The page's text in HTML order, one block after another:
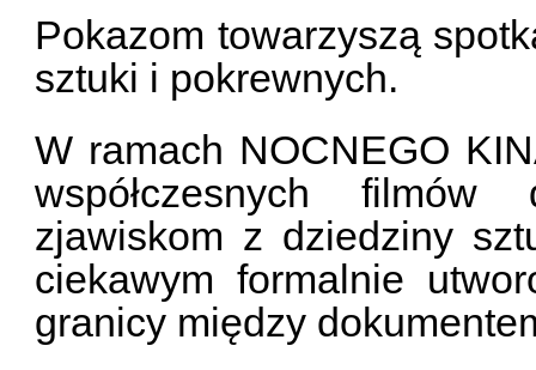
Pokazom towarzyszą
sztuki i pokrewnych.
W ramach NOCNEGO
współczesnych filmów
zjawiskom z dziedziny
ciekawym formalnie
granicy między